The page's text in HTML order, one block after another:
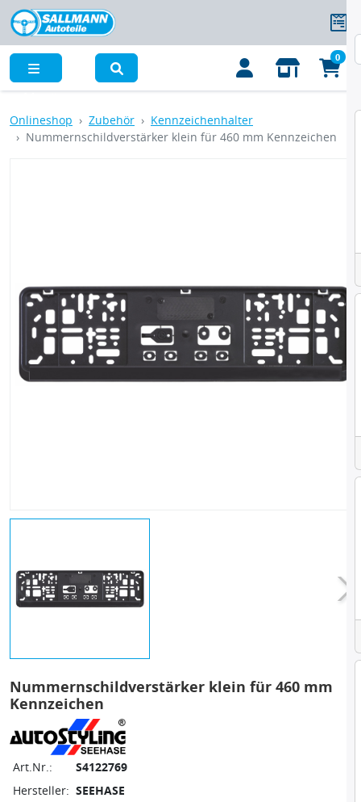
0
Onlineshop Zubehör
Kennzeichenhalter
Nummernschildverstärker klein für 460 mm Kennzeichen
Nummernschildverstärker klein für 460 mm
Kennzeichen
Art.Nr.:
S4122769
Hersteller: SEEHASE